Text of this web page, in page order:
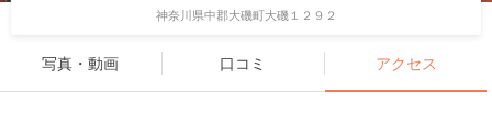
神奈川県中郡大磯町大磯１２９２
写真・動画 口コミ アクセス